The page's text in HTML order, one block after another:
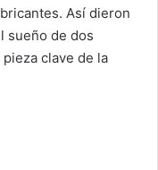
Así dieron
sueño de dos
clave de la